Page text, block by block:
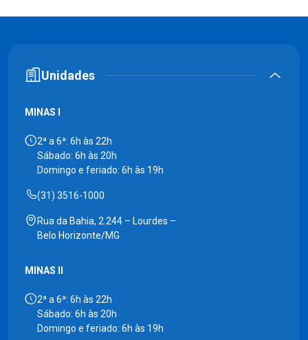
Unidades
MINAS I
2ª a 6ª: 6h às 22h
Sábado: 6h às 20h
Domingo e feriado: 6h às 19h
(31) 3516-1000
Rua da Bahia, 2.244 – Lourdes –
Belo Horizonte/MG
MINAS II
2ª a 6ª: 6h às 22h
Sábado: 6h às 20h
Domingo e feriado: 6h às 19h